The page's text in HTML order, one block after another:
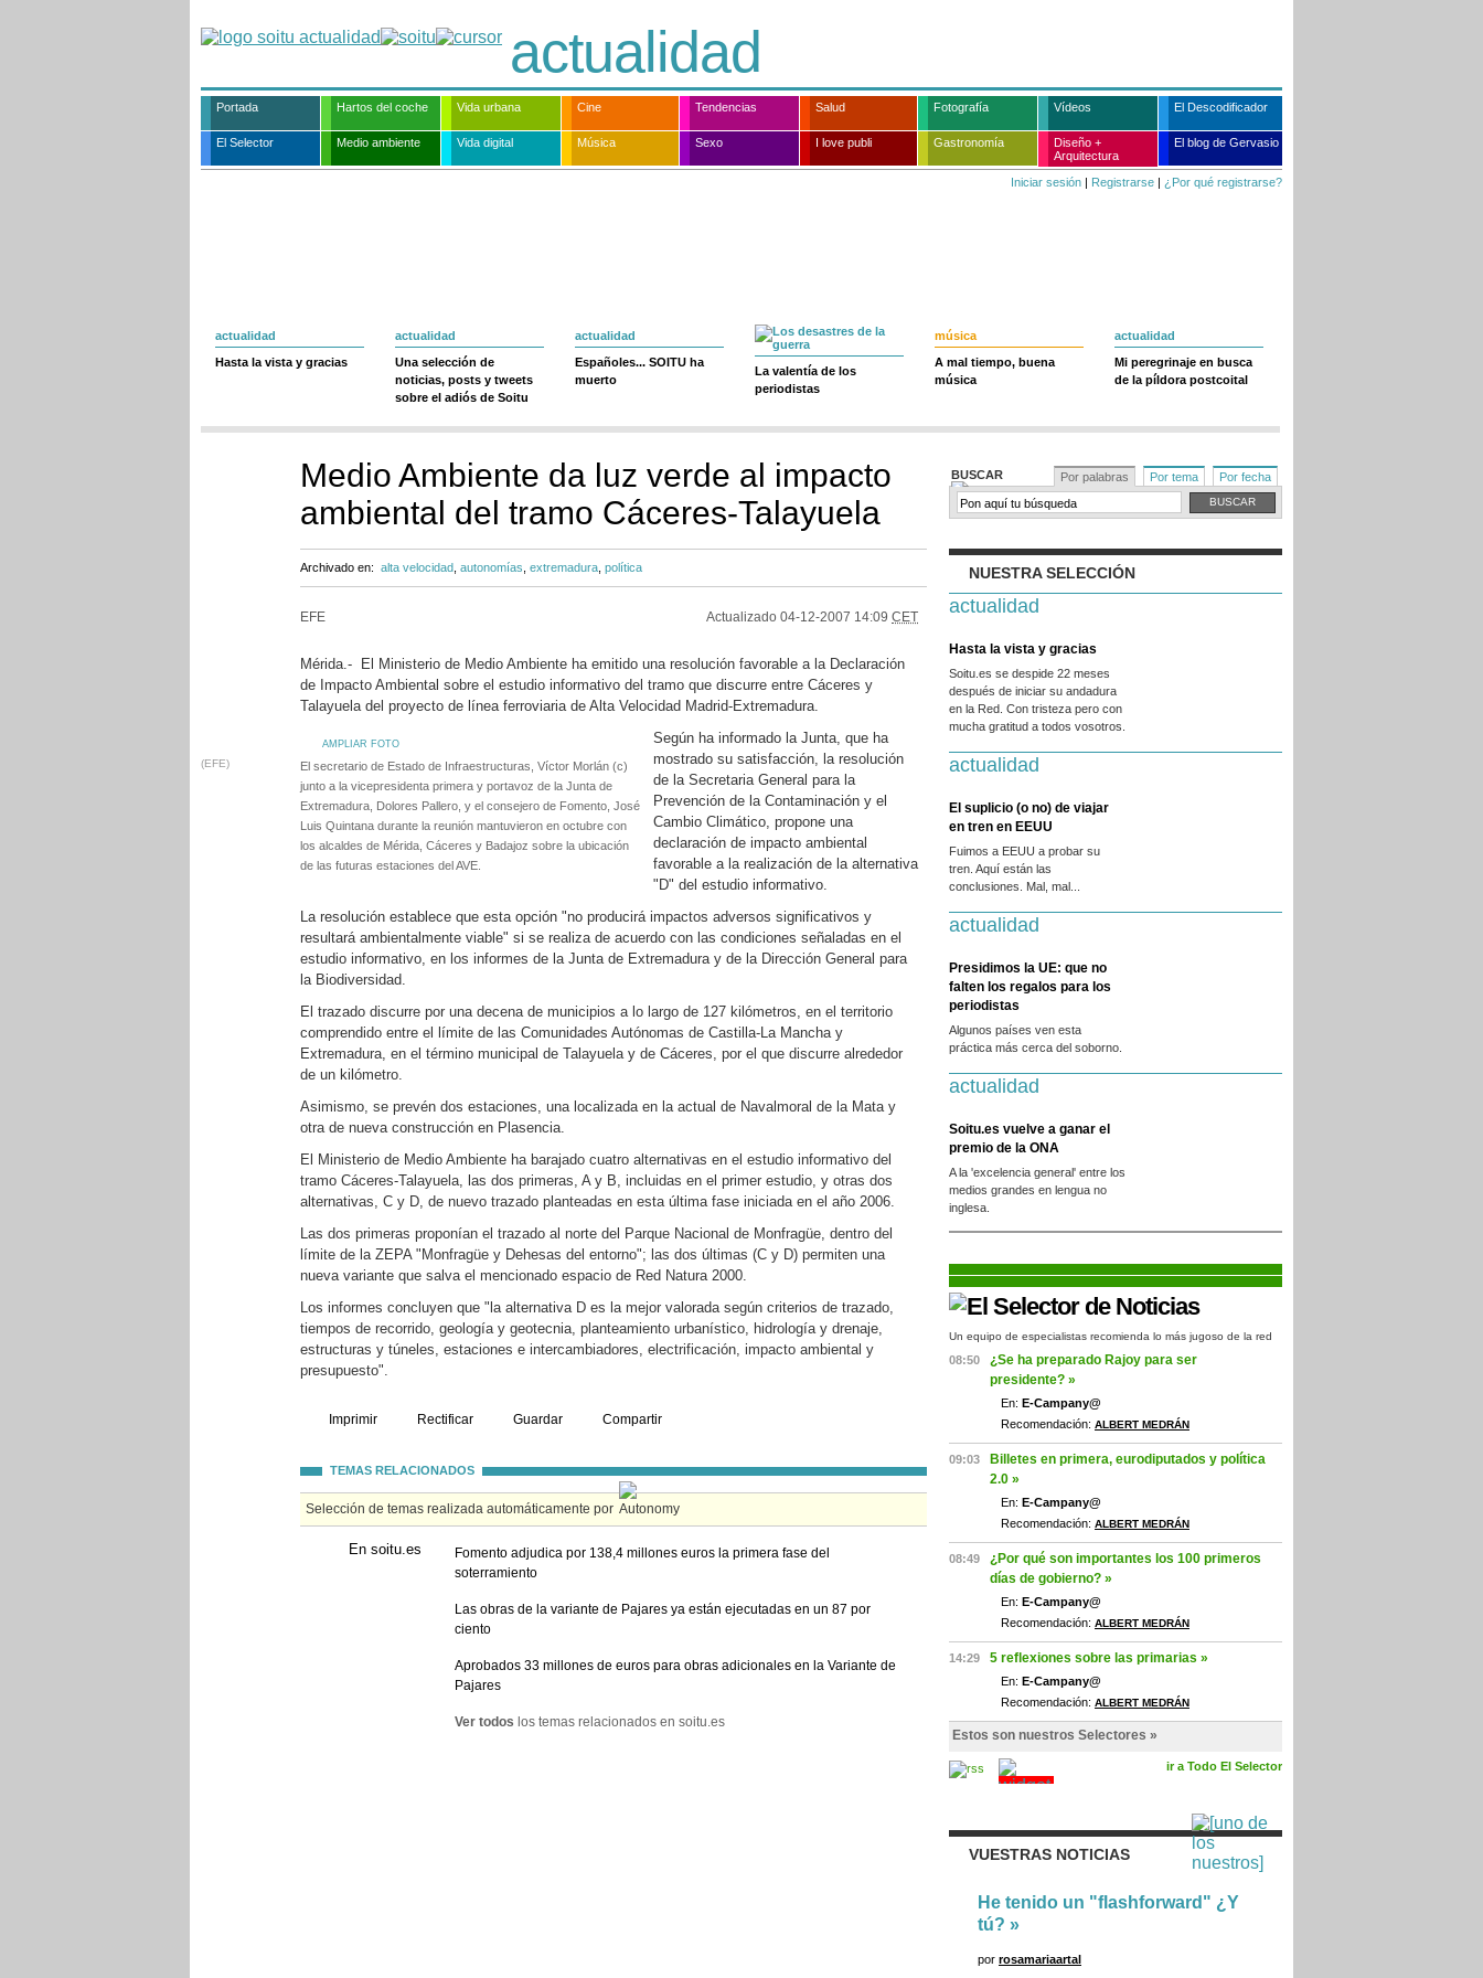
actualidad
Portada Hartos del coche Vida urbana Cine Tendencias Salud Fotografía Vídeos El Descodificador
El Selector Medio ambiente Vida digital Música Sexo I love publi Gastronomía
Diseño +
Arquitectura
El blog de Gervasio
Iniciar sesión | Registrarse | ¿Por qué registrarse?
actualidad
Hasta la vista y gracias
actualidad
Una selección de
noticias, posts y tweets
sobre el adiós de Soitu
actualidad
Españoles... SOITU ha
muerto
La valentía de los
periodistas
música
A mal tiempo, buena
música
actualidad
Mi peregrinaje en busca
de la píldora postcoital
Medio Ambiente da luz verde al impacto
ambiental del tramo Cáceres-Talayuela
Archivado en: alta velocidad autonomías extremadura política
EFE Actualizado 04-12-2007 14:09 CET
Mérida.- El Ministerio de Medio Ambiente ha emitido una resolución favorable a la Declaración
de Impacto Ambiental sobre el estudio informativo del tramo que discurre entre Cáceres y
Talayuela del proyecto de línea ferroviaria de Alta Velocidad Madrid-Extremadura.
AMPLIAR FOTO
(EFE)
El secretario de Estado de Infraestructuras, Víctor Morlán (c)
junto a la vicepresidenta primera y portavoz de la Junta de
Extremadura, Dolores Pallero, y el consejero de Fomento, José
Luis Quintana durante la reunión mantuvieron en octubre con
los alcaldes de Mérida, Cáceres y Badajoz sobre la ubicación
de las futuras estaciones del AVE.
Según ha informado la Junta, que ha
mostrado su satisfacción, la resolución
de la Secretaria General para la
Prevención de la Contaminación y el
Cambio Climático, propone una
declaración de impacto ambiental
favorable a la realización de la alternativa
"D" del estudio informativo.
La resolución establece que esta opción "no producirá impactos adversos significativos y
resultará ambientalmente viable" si se realiza de acuerdo con las condiciones señaladas en el
estudio informativo, en los informes de la Junta de Extremadura y de la Dirección General para
la Biodiversidad.
El trazado discurre por una decena de municipios a lo largo de 127 kilómetros, en el territorio
comprendido entre el límite de las Comunidades Autónomas de Castilla-La Mancha y
Extremadura, en el término municipal de Talayuela y de Cáceres, por el que discurre alrededor
de un kilómetro.
Asimismo, se prevén dos estaciones, una localizada en la actual de Navalmoral de la Mata y
otra de nueva construcción en Plasencia.
El Ministerio de Medio Ambiente ha barajado cuatro alternativas en el estudio informativo del
tramo Cáceres-Talayuela, las dos primeras, A y B, incluidas en el primer estudio, y otras dos
alternativas, C y D, de nuevo trazado planteadas en esta última fase iniciada en el año 2006.
Las dos primeras proponían el trazado al norte del Parque Nacional de Monfragüe, dentro del
límite de la ZEPA "Monfragüe y Dehesas del entorno"; las dos últimas (C y D) permiten una
nueva variante que salva el mencionado espacio de Red Natura 2000.
Los informes concluyen que "la alternativa D es la mejor valorada según criterios de trazado,
tiempos de recorrido, geología y geotecnia, planteamiento urbanístico, hidrología y drenaje,
estructuras y túneles, estaciones e intercambiadores, electrificación, impacto ambiental y
presupuesto".
Imprimir Rectificar Guardar Compartir
TEMAS RELACIONADOS
Selección de temas realizada automáticamente por
En soitu.es
Fomento adjudica por 138,4 millones euros la primera fase del
soterramiento
Las obras de la variante de Pajares ya están ejecutadas en un 87 por
ciento
Aprobados 33 millones de euros para obras adicionales en la Variante de
Pajares
Ver todos los temas relacionados en soitu.es
BUSCAR Por palabras Por tema Por fecha
NUESTRA SELECCIÓN
actualidad
Hasta la vista y gracias
Soitu.es se despide 22 meses
después de iniciar su andadura
en la Red. Con tristeza pero con
mucha gratitud a todos vosotros.
actualidad
El suplicio (o no) de viajar
en tren en EEUU
Fuimos a EEUU a probar su
tren. Aquí están las
conclusiones. Mal, mal...
actualidad
Presidimos la UE: que no
falten los regalos para los
periodistas
Algunos países ven esta
práctica más cerca del soborno.
actualidad
Soitu.es vuelve a ganar el
premio de la ONA
A la 'excelencia general' entre los
medios grandes en lengua no
inglesa.
Un equipo de especialistas recomienda lo más jugoso de la red
08:50
¿Se ha preparado Rajoy para ser
presidente? »
En: E-Campany@
Recomendación: ALBERT MEDRÁN
09:03
Billetes en primera, eurodiputados y política
2.0 »
En: E-Campany@
Recomendación: ALBERT MEDRÁN
08:49
¿Por qué son importantes los 100 primeros
días de gobierno? »
En: E-Campany@
Recomendación: ALBERT MEDRÁN
14:29 5 reflexiones sobre las primarias »
En: E-Campany@
Recomendación: ALBERT MEDRÁN
Estos son nuestros Selectores »
ir a Todo El Selector
VUESTRAS NOTICIAS
He tenido un "flashforward" ¿Y
tú? »
por rosamariaartal